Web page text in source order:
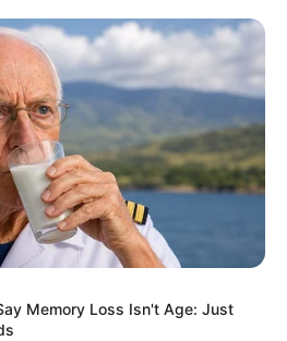
Memory Loss Isn't Age: Just